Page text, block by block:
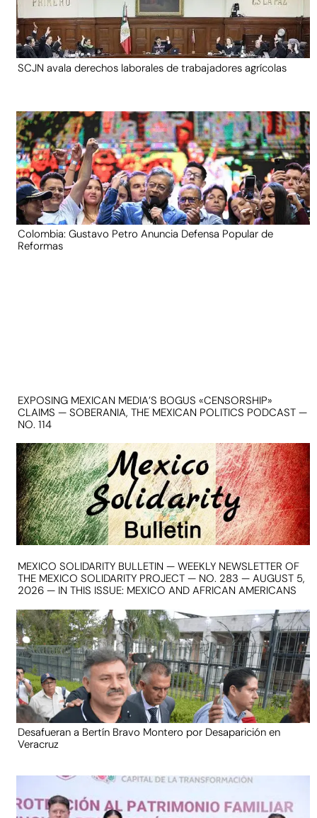
SCJN avala derechos laborales de trabajadores agrícolas
Colombia: Gustavo Petro Anuncia Defensa Popular de
Reformas
EXPOSING MEXICAN MEDIA’S BOGUS «CENSORSHIP»
CLAIMS — SOBERANIA, THE MEXICAN POLITICS PODCAST —
NO. 114
MEXICO SOLIDARITY BULLETIN — WEEKLY NEWSLETTER OF
THE MEXICO SOLIDARITY PROJECT — NO. 283 — AUGUST 5,
2026 — IN THIS ISSUE: MEXICO AND AFRICAN AMERICANS
Desafueran a Bertín Bravo Montero por Desaparición en
Veracruz